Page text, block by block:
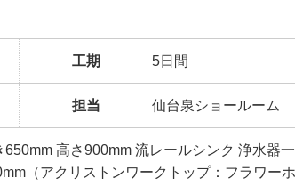
工期 5日間
担当 仙台泉ショールーム
高さ900mm 流レールシンク 浄水器
（アクリストンワークトップ：フラワー